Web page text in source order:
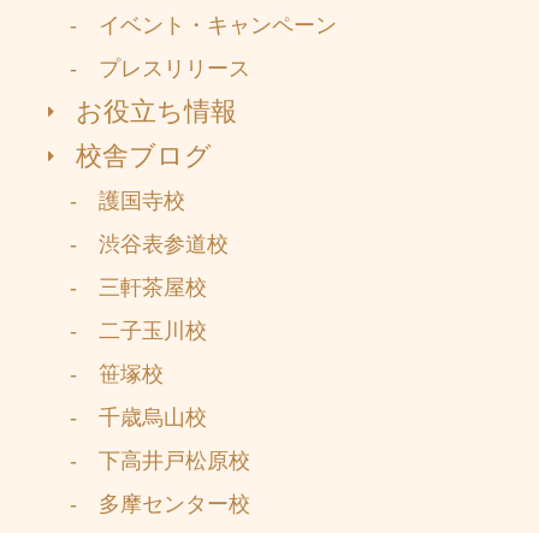
- イベント・キャンペーン
- プレスリリース
お役立ち情報
校舎ブログ
- 護国寺校
- 渋谷表参道校
- 三軒茶屋校
- 二子玉川校
- 笹塚校
- 千歳烏山校
- 下高井戸松原校
- 多摩センター校